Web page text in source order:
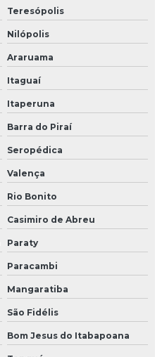
Teresópolis
Nilópolis
Araruama
Itaguaí
Itaperuna
Barra do Piraí
Seropédica
Valença
Rio Bonito
Casimiro de Abreu
Paraty
Paracambi
Mangaratiba
São Fidélis
Bom Jesus do Itabapoana